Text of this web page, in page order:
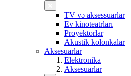
TV və aksessuarlar
Ev kinoteatrları
Proyektorlar
Akustik kolonkalar
Aksesuarlar
Elektronika
Aksesuarlar